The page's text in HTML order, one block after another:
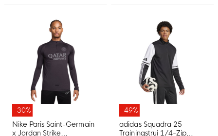
-30%
Nike Paris Saint-Germain
x Jordan Strike
-49%
adidas Squadra 25
Trainingstrui 1/4-Zip